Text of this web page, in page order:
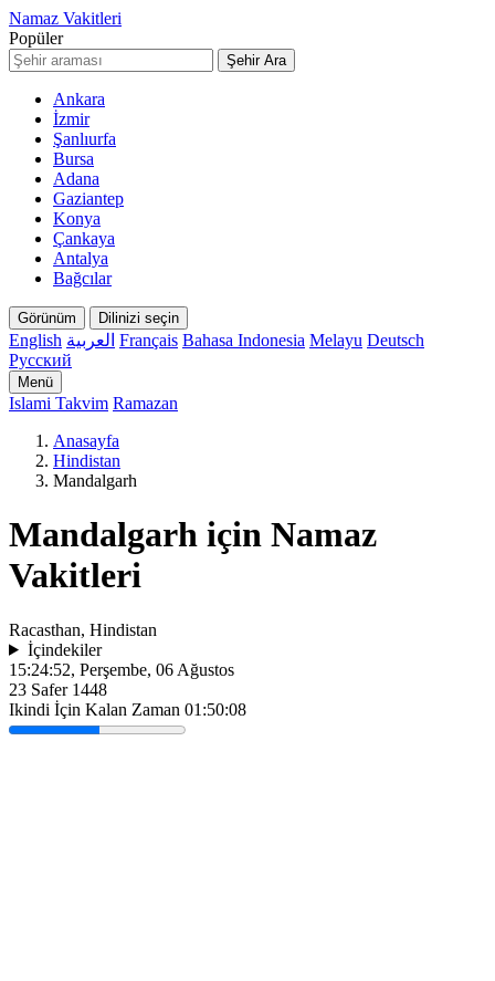
Namaz Vakitleri
Popüler
Şehir Ara
Ankara
İzmir
Şanlıurfa
Bursa
Adana
Gaziantep
Konya
Çankaya
Antalya
Bağcılar
Görünüm Dilinizi seçin
English العربية Français Bahasa Indonesia Melayu Deutsch
Русский
Menü
Islami Takvim Ramazan
Anasayfa
Hindistan
Mandalgarh
Mandalgarh için Namaz
Vakitleri
Racasthan, Hindistan
İçindekiler
15:24:52, Perşembe, 06 Ağustos
23 Safer 1448
Ikindi İçin Kalan Zaman 01:50:08